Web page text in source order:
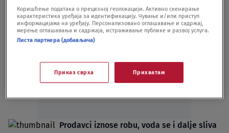
Prodavci iznose robu, voda se i dalje sliva
Коришћење података о прецизној геолокацији. Активно скенирање
карактеристика уређаја за идентификацију. Чување и/или приступ
информацијама на уређају. Персонализовано оглашавање и садржај,
мерење оглашавања и садржаја, истраживање публике и развој услуга.
Листа партнера (добављача)
Приказ сврха Прихватам